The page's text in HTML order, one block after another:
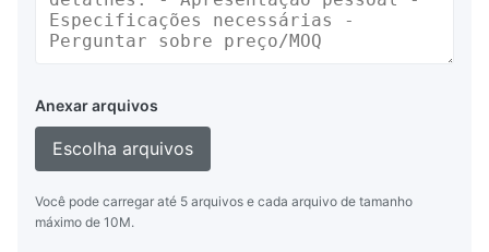
Anexar arquivos
Escolha arquivos
Você pode carregar até 5 arquivos e cada arquivo de tamanho
máximo de 10M.